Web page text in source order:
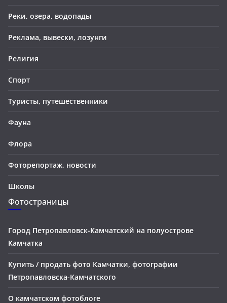
Реки, озера, водопады
Реклама, вывески, лозунги
Религия
Спорт
Туристы, путешественники
Фауна
Флора
Фоторепортаж, новости
Школы
Фотостраницы
Город Петропавловск-Камчатский на полуострове
Камчатка
Купить / продать фото Камчатки, фотографии
Петропавловска-Камчатского
О камчатском фотоблоге